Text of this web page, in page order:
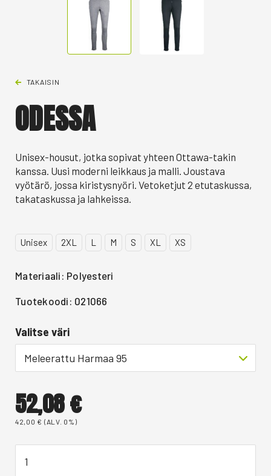
TAKAISIN
ODESSA
Unisex-housut, jotka sopivat yhteen Ottawa-takin
kanssa. Uusi moderni leikkaus ja malli. Joustava
vyötärö, jossa kiristysnyöri. Vetoketjut 2 etutaskussa,
takataskussa ja lahkeissa.
Unisex 2XL L M S XL XS
Materiaali: Polyesteri
Tuotekoodi: 021066
Valitse väri
Meleerattu Harmaa 95
52,08€
42,00 € (ALV. 0%)